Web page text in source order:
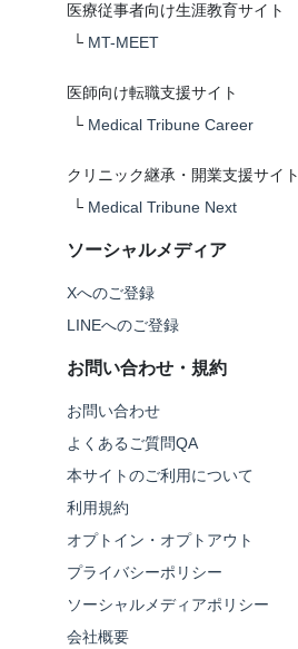
医療従事者向け生涯教育サイト
└ MT-MEET
医師向け転職支援サイト
└ Medical Tribune Career
クリニック継承・開業支援サイト
└ Medical Tribune Next
ソーシャルメディア
Xへのご登録
LINEへのご登録
お問い合わせ・規約
お問い合わせ
よくあるご質問QA
本サイトのご利用について
利用規約
オプトイン・オプトアウト
プライバシーポリシー
ソーシャルメディアポリシー
会社概要